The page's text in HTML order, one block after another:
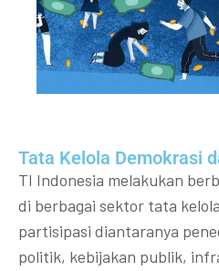
Tata Kelola Demokrasi
TI Indonesia melakukan
di berbagai sektor tata
partisipasi diantaranya
politik, kebijakan publik,